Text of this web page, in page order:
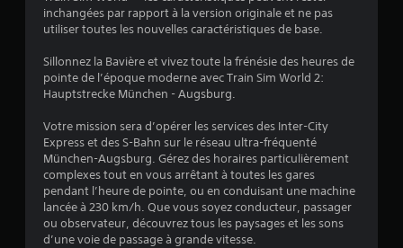
:
o
i
inchangées par rapport à la version originale et ne pas
utiliser toutes les nouvelles caractéristiques de base.
Sillonnez la Bavière et vivez toute la frénésie des heures de
pointe de l’époque moderne avec Train Sim World 2:
Hauptstrecke München - Augsburg.
Votre mission sera d’opérer les services des Inter-City
Express et des S-Bahn sur le réseau ultra-fréquenté
München-Augsburg. Gérez des horaires particulièrement
complexes tout en vous arrêtant à toutes les gares
pendant l’heure de pointe, ou en conduisant une machine
lancée à 230 km/h. Que vous soyez conducteur, passager
ou observateur, découvrez tous les paysages et les sons
d’une voie de passage à grande vitesse.